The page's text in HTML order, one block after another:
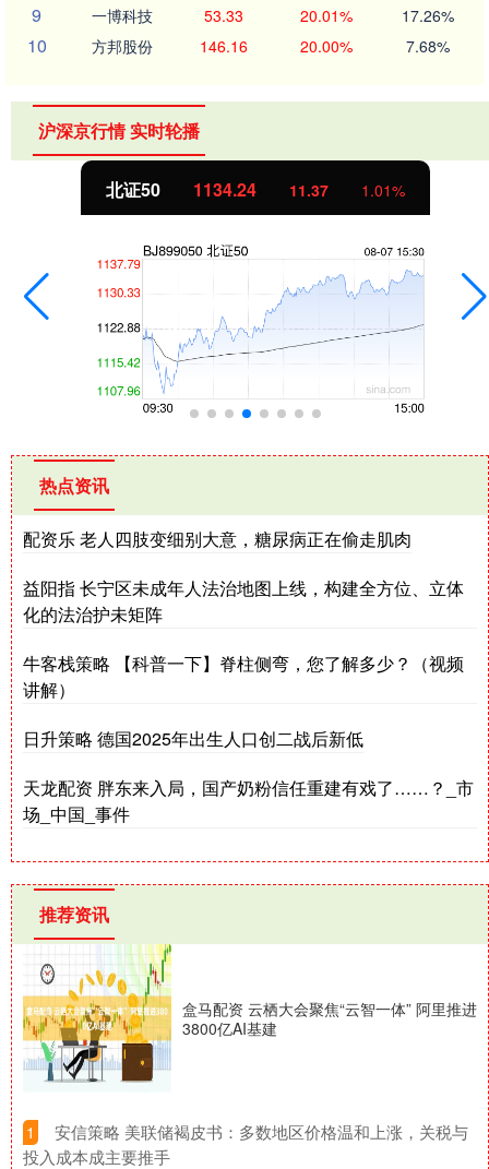
9 一博科技 53.33 20.01% 17.26%
10 方邦股份 146.16 20.00% 7.68%
沪深京行情 实时轮播
北证50 1134.24 11.37 1.01%
热点资讯
配资乐 老人四肢变细别大意，糖尿病正在偷走肌肉
益阳指 长宁区未成年人法治地图上线，构建全方位、立体
化的法治护未矩阵
牛客栈策略 【科普一下】脊柱侧弯，您了解多少？（视频
讲解）
日升策略 德国2025年出生人口创二战后新低
天龙配资 胖东来入局，国产奶粉信任重建有戏了……？_市
场_中国_事件
推荐资讯
盒马配资 云栖大会聚焦“云智一体” 阿里推进
3800亿AI基建
1
​安信策略 美联储褐皮书：多数地区价格温和上涨，关税与
投入成本成主要推手